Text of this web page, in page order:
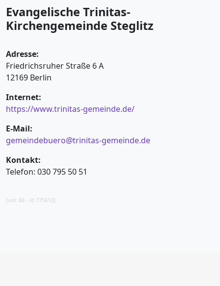
Evangelische Trinitas-
Kirchengemeinde Steglitz
Adresse:
Friedrichsruher Straße 6 A
12169 Berlin
Internet:
https://www.trinitas-gemeinde.de/
E-Mail:
gemeindebuero@trinitas-gemeinde.de
Kontakt:
Telefon: 030 795 50 51
[vid: 88 - id 775610]